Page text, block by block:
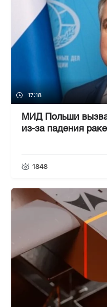
17:18
МИД Польши
из-за падения
1848